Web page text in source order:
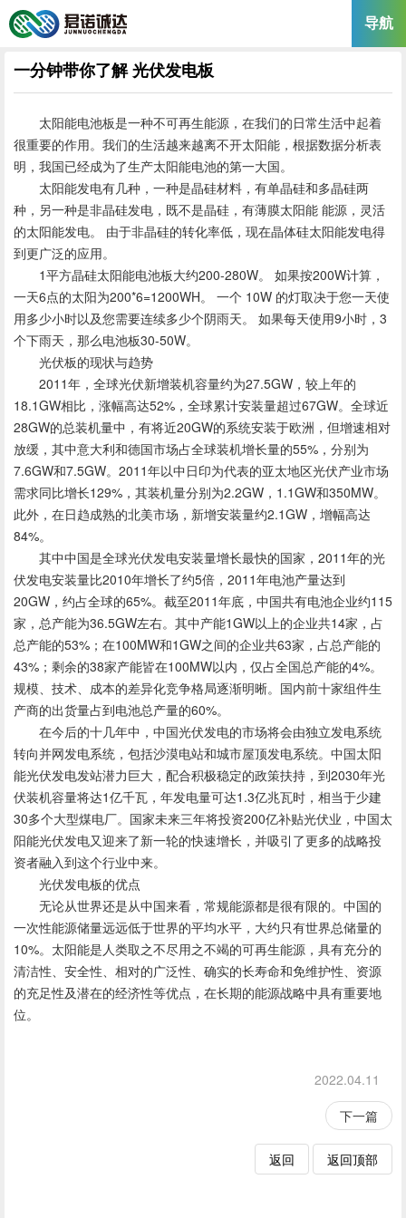
导航
一分钟带你了解 光伏发电板
太阳能电池板是一种不可再生能源，在我们的日常生活中起着
很重要的作用。我们的生活越来越离不开太阳能，根据数据分析表
明，我国已经成为了生产太阳能电池的第一大国。
太阳能发电有几种，一种是晶硅材料，有单晶硅和多晶硅两
种，另一种是非晶硅发电，既不是晶硅，有薄膜太阳能 能源，灵活
的太阳能发电。 由于非晶硅的转化率低，现在晶体硅太阳能发电得
到更广泛的应用。
1平方晶硅太阳能电池板大约200-280W。 如果按200W计算，
一天6点的太阳为200*6=1200WH。 一个 10W 的灯取决于您一天使
用多少小时以及您需要连续多少个阴雨天。 如果每天使用9小时，3
个下雨天，那么电池板30-50W。
光伏板的现状与趋势
2011年，全球光伏新增装机容量约为27.5GW，较上年的
18.1GW相比，涨幅高达52%，全球累计安装量超过67GW。全球近
28GW的总装机量中，有将近20GW的系统安装于欧洲，但增速相对
放缓，其中意大利和德国市场占全球装机增长量的55%，分别为
7.6GW和7.5GW。2011年以中日印为代表的亚太地区光伏产业市场
需求同比增长129%，其装机量分别为2.2GW，1.1GW和350MW。
此外，在日趋成熟的北美市场，新增安装量约2.1GW，增幅高达
84%。
其中中国是全球光伏发电安装量增长最快的国家，2011年的光
伏发电安装量比2010年增长了约5倍，2011年电池产量达到
20GW，约占全球的65%。截至2011年底，中国共有电池企业约115
家，总产能为36.5GW左右。其中产能1GW以上的企业共14家，占
总产能的53%；在100MW和1GW之间的企业共63家，占总产能的
43%；剩余的38家产能皆在100MW以内，仅占全国总产能的4%。
规模、技术、成本的差异化竞争格局逐渐明晰。国内前十家组件生
产商的出货量占到电池总产量的60%。
在今后的十几年中，中国光伏发电的市场将会由独立发电系统
转向并网发电系统，包括沙漠电站和城市屋顶发电系统。中国太阳
能光伏发电发站潜力巨大，配合积极稳定的政策扶持，到2030年光
伏装机容量将达1亿千瓦，年发电量可达1.3亿兆瓦时，相当于少建
30多个大型煤电厂。国家未来三年将投资200亿补贴光伏业，中国太
阳能光伏发电又迎来了新一轮的快速增长，并吸引了更多的战略投
资者融入到这个行业中来。
光伏发电板的优点
无论从世界还是从中国来看，常规能源都是很有限的。中国的
一次性能源储量远远低于世界的平均水平，大约只有世界总储量的
10%。太阳能是人类取之不尽用之不竭的可再生能源，具有充分的
清洁性、安全性、相对的广泛性、确实的长寿命和免维护性、资源
的充足性及潜在的经济性等优点，在长期的能源战略中具有重要地
位。
2022.04.11
下一篇
返回 返回顶部